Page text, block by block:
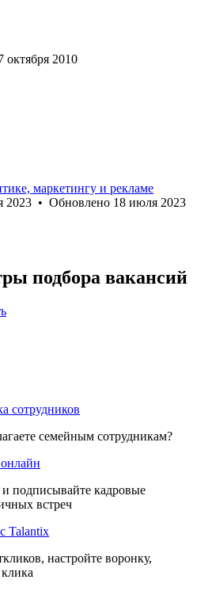
октября 2010
маркетингу и рекламе
2023 • Обновлено 18 июля 2023
подбора вакансий
сотрудников
семейным сотрудникам?
подписывайте кадровые
встреч
Talantix
настройте воронку,